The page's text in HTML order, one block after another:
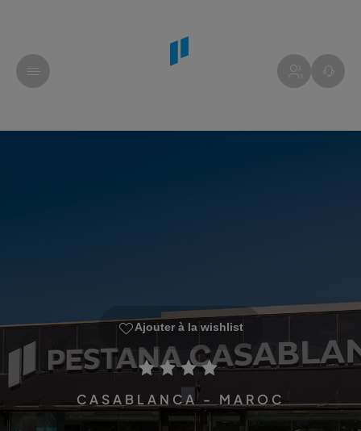
Ajouter à la wishlist
CASABLANCA - MAROC